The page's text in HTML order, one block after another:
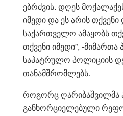
ებრძვის. დღეს
იმედი და ეს არის
საქართველო ამაყობს
თქვენი იმედი”, -მიმართა
საპატრულო პოლიციის
თანამშრომლებს.
როგორც ღარიბაშვილმა
განხორციელებული